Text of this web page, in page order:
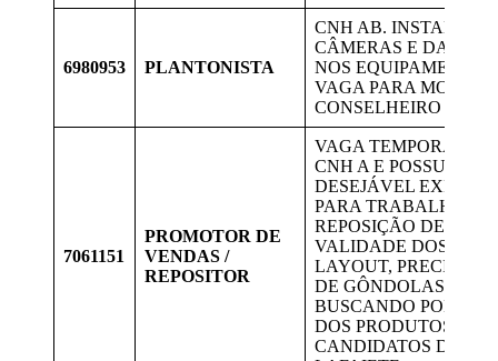
6980953 PLANTONISTA
CNH AB. INSTALAR
CÂMERAS E DAR
NOS
VAGA PARA
CONSELHEIRO
7061151
PROMOTOR DE
VENDAS /
REPOSITOR
VAGA TEMPORÁRIA
CNH A E POSSUIR
DESEJÁVEL
PARA TRABALHAR
REPOSIÇÃO DE
VALIDADE DOS
LAYOUT,
DE GÔNDOLAS E
BUSCANDO PONTAS
DOS PRODUTOS.
CANDIDATOS DE